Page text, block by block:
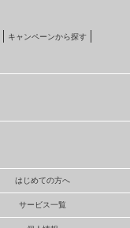
キャンペーンから探す
はじめての方へ
サービス一覧